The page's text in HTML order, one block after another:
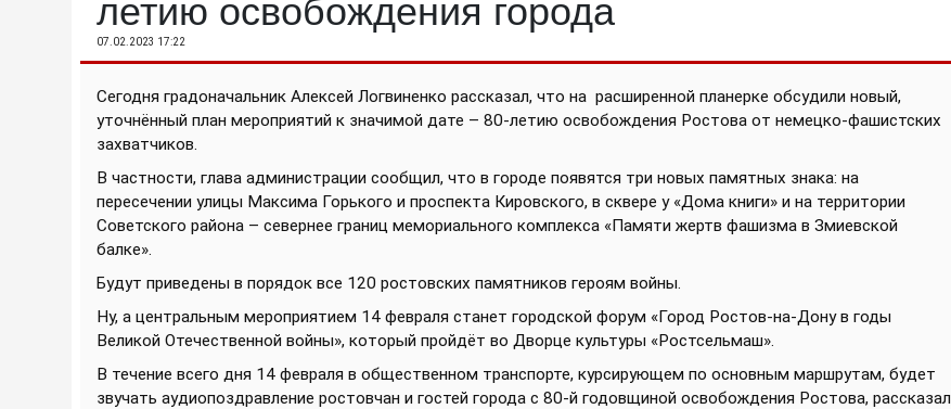
летию освобождения города
07.02.2023 17:22
Сегодня градоначальник Алексей Логвиненко рассказал, что на расширенной планерке обсудили новый,
уточнённый план мероприятий к значимой дате – 80-летию освобождения Ростова от немецко-фашистских
захватчиков.
В частности, глава администрации сообщил, что в городе появятся три новых памятных знака: на
пересечении улицы Максима Горького и проспекта Кировского, в сквере у «Дома книги» и на территории
Советского района – севернее границ мемориального комплекса «Памяти жертв фашизма в Змиевской
балке».
Будут приведены в порядок все 120 ростовских памятников героям войны.
Ну, а центральным мероприятием 14 февраля станет городской форум «Город Ростов-на-Дону в годы
Великой Отечественной войны», который пройдёт во Дворце культуры «Ростсельмаш».
В течение всего дня 14 февраля в общественном транспорте, курсирующем по основным маршрутам, будет
звучать аудиопоздравление ростовчан и гостей города с 80-й годовщиной освобождения Ростова, рассказал